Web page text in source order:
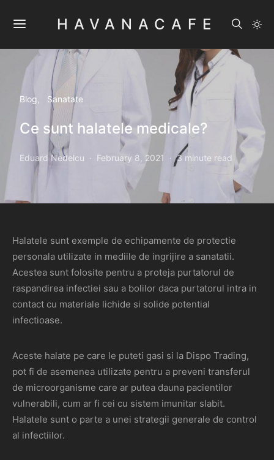
HAVANACAFE
Blog Sanatate
Ce sunt halatele medicale?
Eduard Nedelcu February 8, 2021 3 minute read
Halatele sunt exemple de echipamente de protectie
personala utilizate in mediile de ingrijire a sanatatii.
Acestea sunt folosite pentru a proteja purtatorul de
raspandirea infectiei sau a bolilor daca purtatorul intra in
contact cu materiale lichide si solide potential
infectioase.
Aceste halate pe care le puteti gasi si la Dispo Trading,
pot fi de asemenea utilizate pentru a preveni transferul
de microorganisme care ar putea dauna pacientilor
vulnerabili, cum ar fi cei cu sistem imunitar slabit.
Halatele sunt o parte a unei strategii generale de control
al infectiilor.